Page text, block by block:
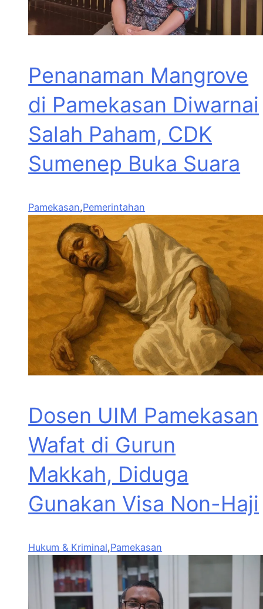
Penanaman Mangrove
di Pamekasan Diwarnai
Salah Paham, CDK
Sumenep Buka Suara
Pamekasan,Pemerintahan
Dosen UIM Pamekasan
Wafat di Gurun
Makkah, Diduga
Gunakan Visa Non-Haji
Hukum & Kriminal,Pamekasan